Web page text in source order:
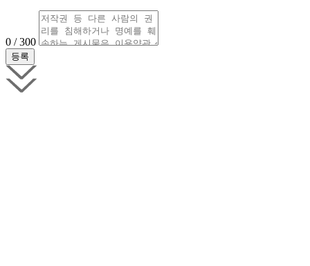
0 / 300